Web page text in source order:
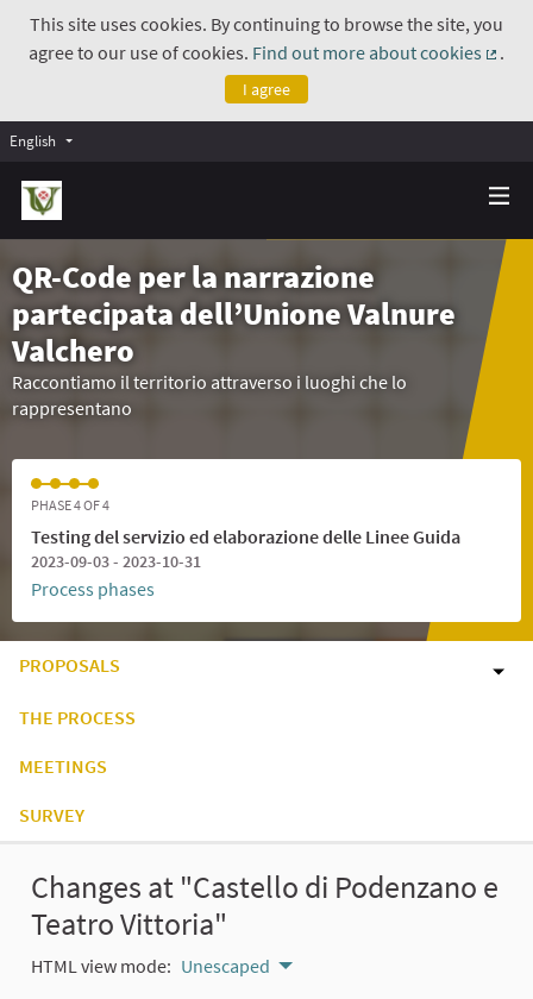
This site uses cookies. By continuing to browse the site, you
agree to our use of cookies. Find out more about cookies
.
I agree
English
QR-Code per la narrazione
partecipata dell’Unione Valnure
Valchero
Raccontiamo il territorio attraverso i luoghi che lo
rappresentano
PHASE 4 OF 4
Testing del servizio ed elaborazione delle Linee Guida
2023-09-03 - 2023-10-31
Process phases
PROPOSALS
THE PROCESS
MEETINGS
SURVEY
Changes at "Castello di Podenzano e
Teatro Vittoria"
HTML view mode: Unescaped